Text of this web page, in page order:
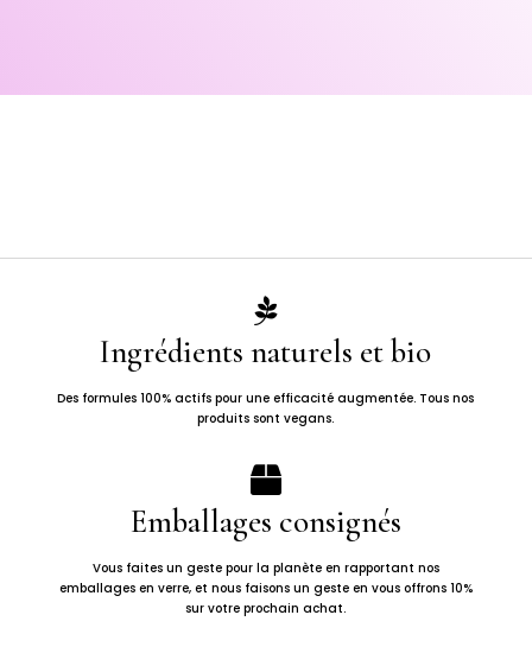

Ingrédients naturels et bio
Des formules 100% actifs pour une efficacité augmentée. Tous nos
produits sont vegans.

Emballages consignés
Vous faites un geste pour la planète en rapportant nos
emballages en verre, et nous faisons un geste en vous offrons 10%
sur votre prochain achat.